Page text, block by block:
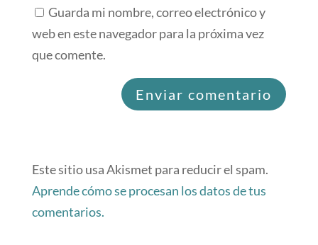
Guarda mi nombre, correo electrónico y
web en este navegador para la próxima vez
que comente.
Este sitio usa Akismet para reducir el spam.
Aprende cómo se procesan los datos de tus
comentarios.